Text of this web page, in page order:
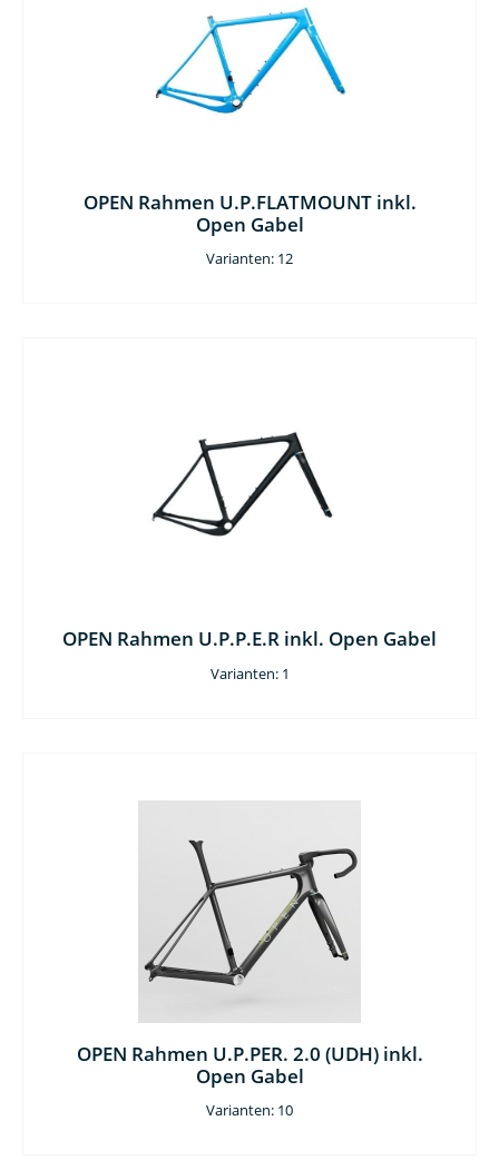
OPEN Rahmen U.P.FLATMOUNT inkl.
Open Gabel
Varianten: 12
OPEN Rahmen U.P.P.E.R inkl. Open Gabel
Varianten: 1
OPEN Rahmen U.P.PER. 2.0 (UDH) inkl.
Open Gabel
Varianten: 10